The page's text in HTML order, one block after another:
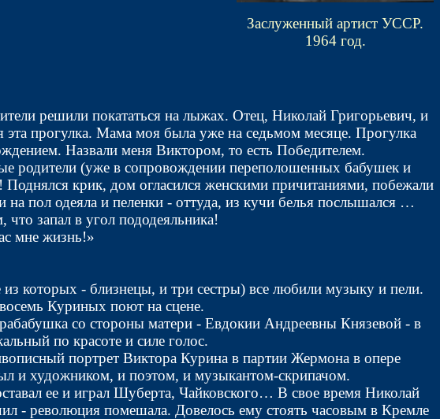
Заслуженный артист УССР.
1964 год.
решили покататься на лыжах. Отец, Николай Григорьевич, и
прогулка. Мама моя была уже на седьмом месяце. Прогулка
Назвали меня Виктором, то есть Победителем.
родители (уже в сопровождении переполошенных бабушек и
крик, дом огласился женскими причитаниями, побежали
на пол одеяла и пеленки - оттуда, из кучи белья послышался …
запал в угол пододеяльника!
мне жизнь!»
которых - близнецы, и три сестры) все любили музыку и пели.
восемь Куриных поют на сцене.
со стороны матери - Евдокии Андреевны Князевой - в
по красоте и силе голос.
портрет Виктора Курина в партии Жермона в опере
и художником, и поэтом, и музыкантом-скрипачом.
ее и играл Шуберта, Чайковского… В свое время Николай
- революция помешала. Довелось ему стоять часовым в Кремле